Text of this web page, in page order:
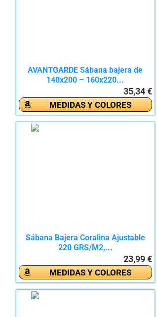
AVANTGARDE Sábana bajera de
140x200 – 160x220...
35,34 €
MEDIDAS Y COLORES
Sábana Bajera Coralina Ajustable
220 GRS/M2,...
23,99 €
MEDIDAS Y COLORES